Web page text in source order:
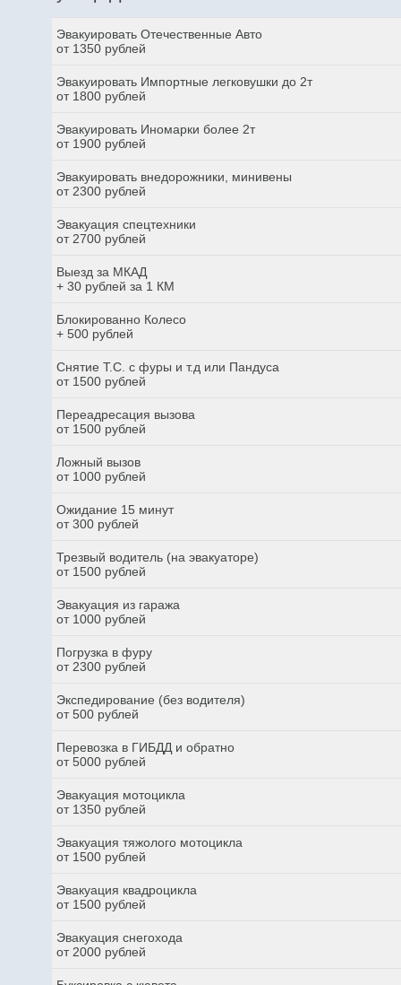
Эвакуировать Отечественные Авто
от 1350 рублей
Эвакуировать Импортные легковушки до 2т
от 1800 рублей
Эвакуировать Иномарки более 2т
от 1900 рублей
Эвакуировать внедорожники, минивены
от 2300 рублей
Эвакуация спецтехники
от 2700 рублей
Выезд за МКАД
+ 30 рублей за 1 КМ
Блокированно Колесо
+ 500 рублей
Снятие Т.С. с фуры и т.д или Пандуса
от 1500 рублей
Переадресация вызова
от 1500 рублей
Ложный вызов
от 1000 рублей
Ожидание 15 минут
от 300 рублей
Трезвый водитель (на эвакуаторе)
от 1500 рублей
Эвакуация из гаража
от 1000 рублей
Погрузка в фуру
от 2300 рублей
Экспедирование (без водителя)
от 500 рублей
Перевозка в ГИБДД и обратно
от 5000 рублей
Эвакуация мотоцикла
от 1350 рублей
Эвакуация тяжолого мотоцикла
от 1500 рублей
Эвакуация квадроцикла
от 1500 рублей
Эвакуация снегохода
от 2000 рублей